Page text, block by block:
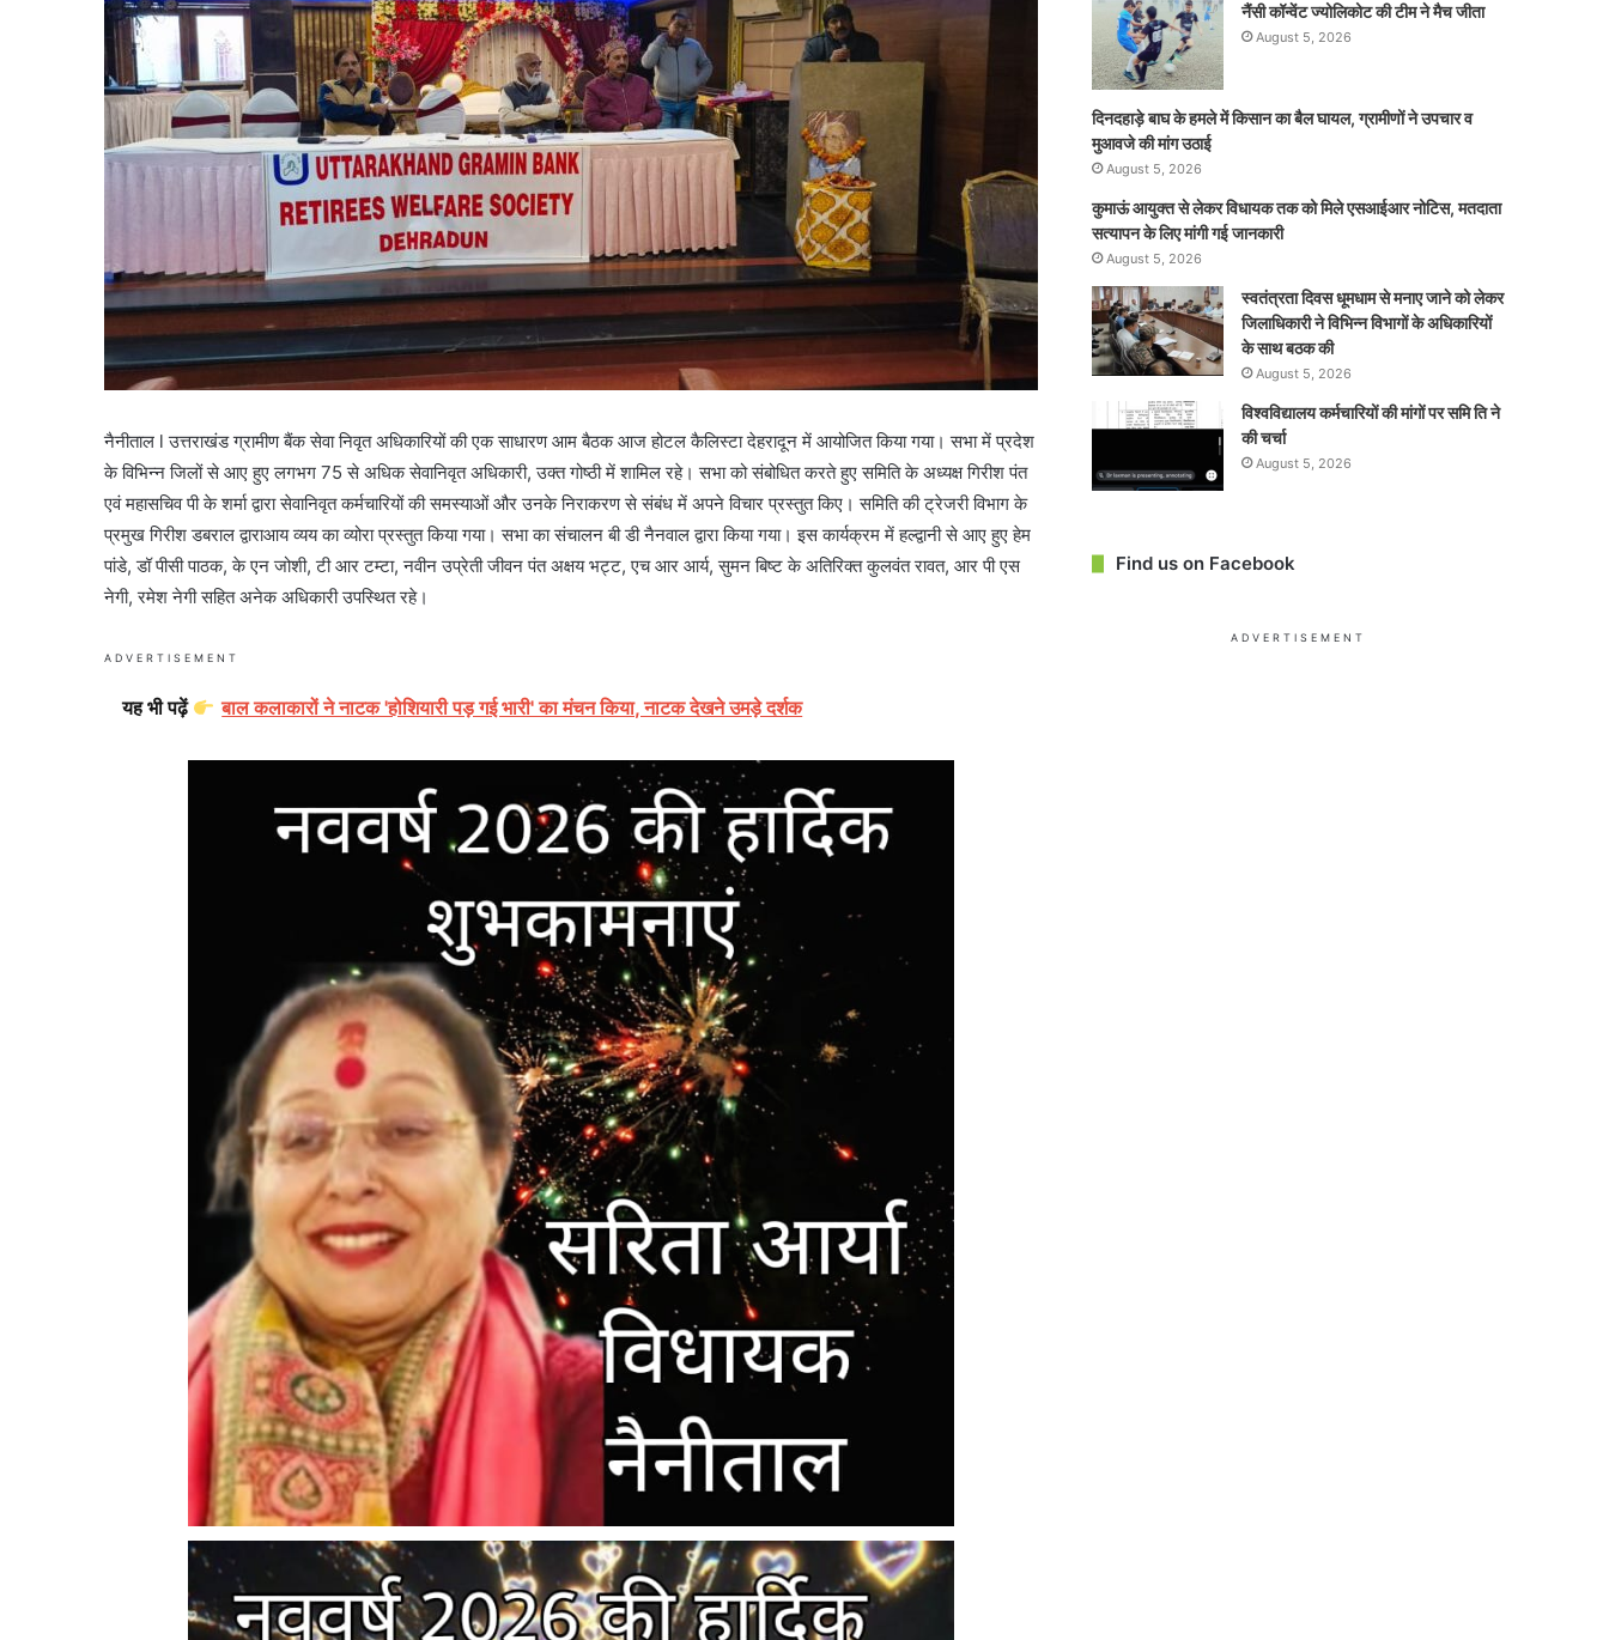
नैनीताल l उत्तराखंड ग्रामीण बैंक सेवा निवृत अधिकारियों की एक साधारण आम बैठक आज होटल कैलिस्टा देहरादून में आयोजित किया गया। सभा में प्रदेश
के विभिन्न जिलों से आए हुए लगभग 75 से अधिक सेवानिवृत अधिकारी, उक्त गोष्ठी में शामिल रहे। सभा को संबोधित करते हुए समिति के अध्यक्ष गिरीश पंत
एवं महासचिव पी के शर्मा द्वारा सेवानिवृत कर्मचारियों की समस्याओं और उनके निराकरण से संबंध में अपने विचार प्रस्तुत किए। समिति की ट्रेजरी विभाग के
प्रमुख गिरीश डबराल द्वाराआय व्यय का व्योरा प्रस्तुत किया गया। सभा का संचालन बी डी नैनवाल द्वारा किया गया। इस कार्यक्रम में हल्द्वानी से आए हुए हेम
पांडे, डॉ पीसी पाठक, के एन जोशी, टी आर टम्टा, नवीन उप्रेती जीवन पंत अक्षय भट्ट, एच आर आर्य, सुमन बिष्ट के अतिरिक्त कुलवंत रावत, आर पी एस
नेगी, रमेश नेगी सहित अनेक अधिकारी उपस्थित रहे।
ADVERTISEMENT
यह भी पढ़ें बाल कलाकारों ने नाटक 'होशियारी पड़ गई भारी' का मंचन किया, नाटक देखने उमड़े दर्शक
नैंसी कॉन्वेंट ज्योलिकोट की टीम ने मैच जीता
August 5, 2026
दिनदहाड़े बाघ के हमले में किसान का बैल घायल, ग्रामीणों ने उपचार व
मुआवजे की मांग उठाई
August 5, 2026
कुमाऊं आयुक्त से लेकर विधायक तक को मिले एसआईआर नोटिस, मतदाता
सत्यापन के लिए मांगी गई जानकारी
August 5, 2026
स्वतंत्रता दिवस धूमधाम से मनाए जाने को लेकर
जिलाधिकारी ने विभिन्न विभागों के अधिकारियों
के साथ बठक की
August 5, 2026
विश्वविद्यालय कर्मचारियों की मांगों पर समि ति ने
की चर्चा
August 5, 2026
Find us on Facebook
ADVERTISEMENT